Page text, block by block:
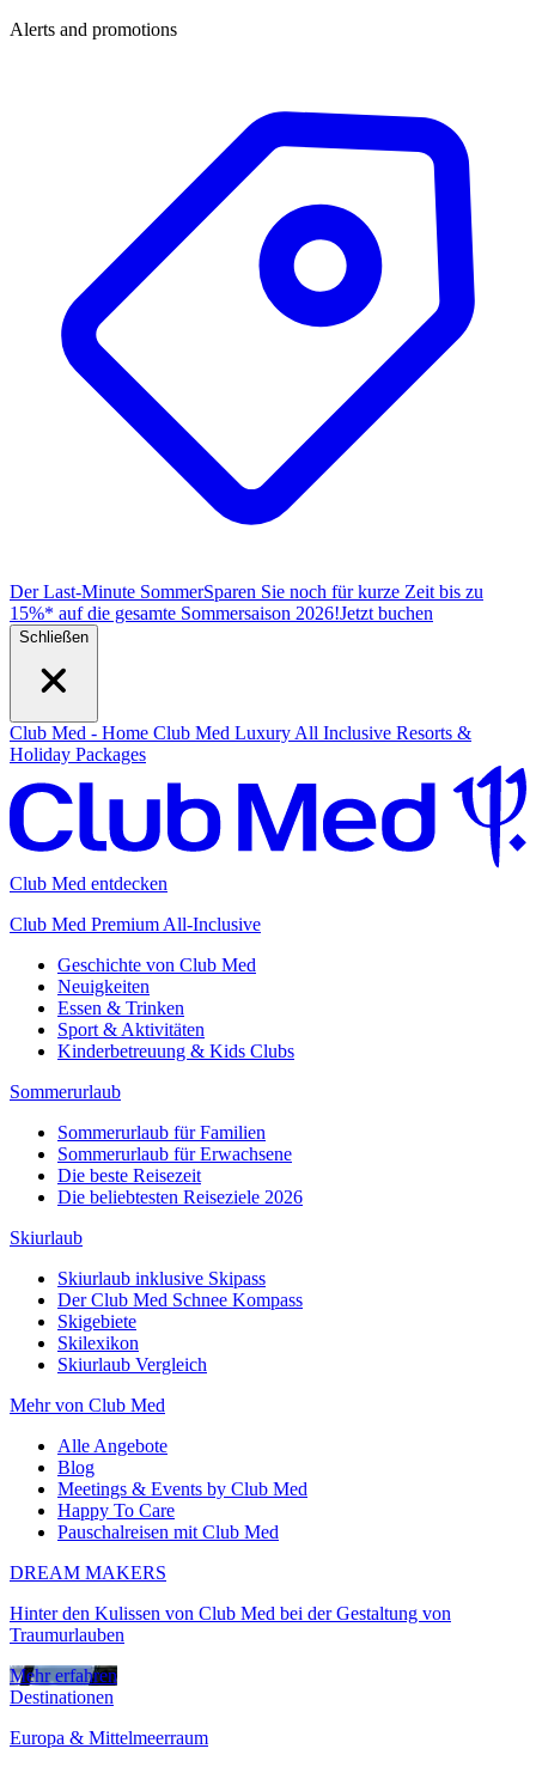
Alerts and promotions
Der Last-Minute SommerSparen Sie noch für kurze Zeit bis zu
15%* auf die gesamte Sommersaison 2026!Jetzt buchen
Schließen
Club Med - Home Club Med Luxury All Inclusive Resorts &
Holiday Packages
Club Med entdecken
Club Med Premium All-Inclusive
Geschichte von Club Med
Neuigkeiten
Essen & Trinken
Sport & Aktivitäten
Kinderbetreuung & Kids Clubs
Sommerurlaub
Sommerurlaub für Familien
Sommerurlaub für Erwachsene
Die beste Reisezeit
Die beliebtesten Reiseziele 2026
Skiurlaub
Skiurlaub inklusive Skipass
Der Club Med Schnee Kompass
Skigebiete
Skilexikon
Skiurlaub Vergleich
Mehr von Club Med
Alle Angebote
Blog
Meetings & Events by Club Med
Happy To Care
Pauschalreisen mit Club Med
DREAM MAKERS
Hinter den Kulissen von Club Med bei der Gestaltung von
Traumurlauben
Mehr erfahren
Destinationen
Europa & Mittelmeerraum